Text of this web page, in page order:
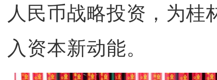
人民币战略投资，为桂
入资本新动能。